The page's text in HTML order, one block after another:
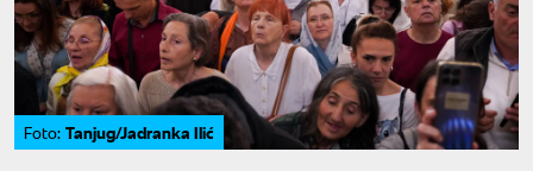
Foto: Tanjug/Jadranka Ilić